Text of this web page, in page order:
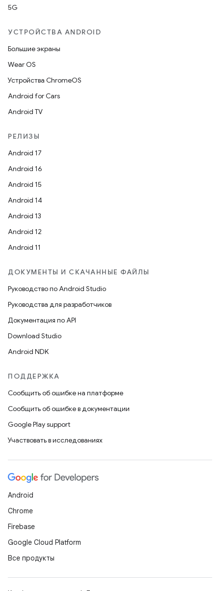
5G
УСТРОЙСТВА ANDROID
Большие экраны
Wear OS
Устройства ChromeOS
Android for Cars
Android TV
РЕЛИЗЫ
Android 17
Android 16
Android 15
Android 14
Android 13
Android 12
Android 11
ДОКУМЕНТЫ И СКАЧАННЫЕ ФАЙЛЫ
Руководство по Android Studio
Руководства для разработчиков
Документация по API
Download Studio
Android NDK
ПОДДЕРЖКА
Сообщить об ошибке на платформе
Сообщить об ошибке в документации
Google Play support
Участвовать в исследованиях
Android
Chrome
Firebase
Google Cloud Platform
Все продукты